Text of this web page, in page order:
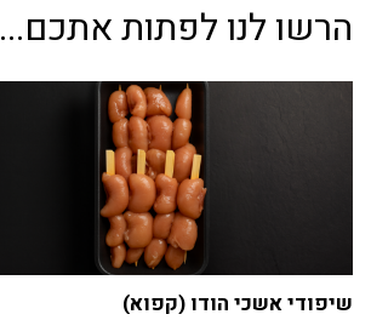
הרשו לנו לפתות אתכם...
שיפודי אשכי הודו (קפוא)